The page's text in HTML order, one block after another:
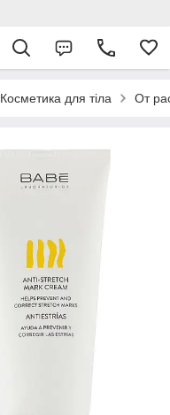
Косметика для тіла От